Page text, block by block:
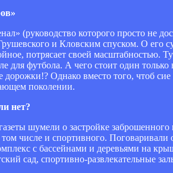
(руководство которого просто не
и Кловским спуском. О его
потрясает своей масштабностью.
для футбола. А чего стоит один
дорожки!? Однако вместо того, чтоб
поколении.
нет?
шумели о застройке
числе и спортивного.
с бассейнами и деревьями на
сад, спортивно-развлекательные